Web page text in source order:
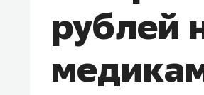
рублей
рынки,
чем